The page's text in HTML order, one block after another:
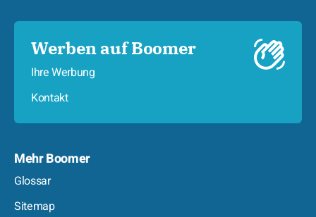
Werben auf Boomer
Ihre Werbung
Kontakt
Mehr Boomer
Glossar
Sitemap